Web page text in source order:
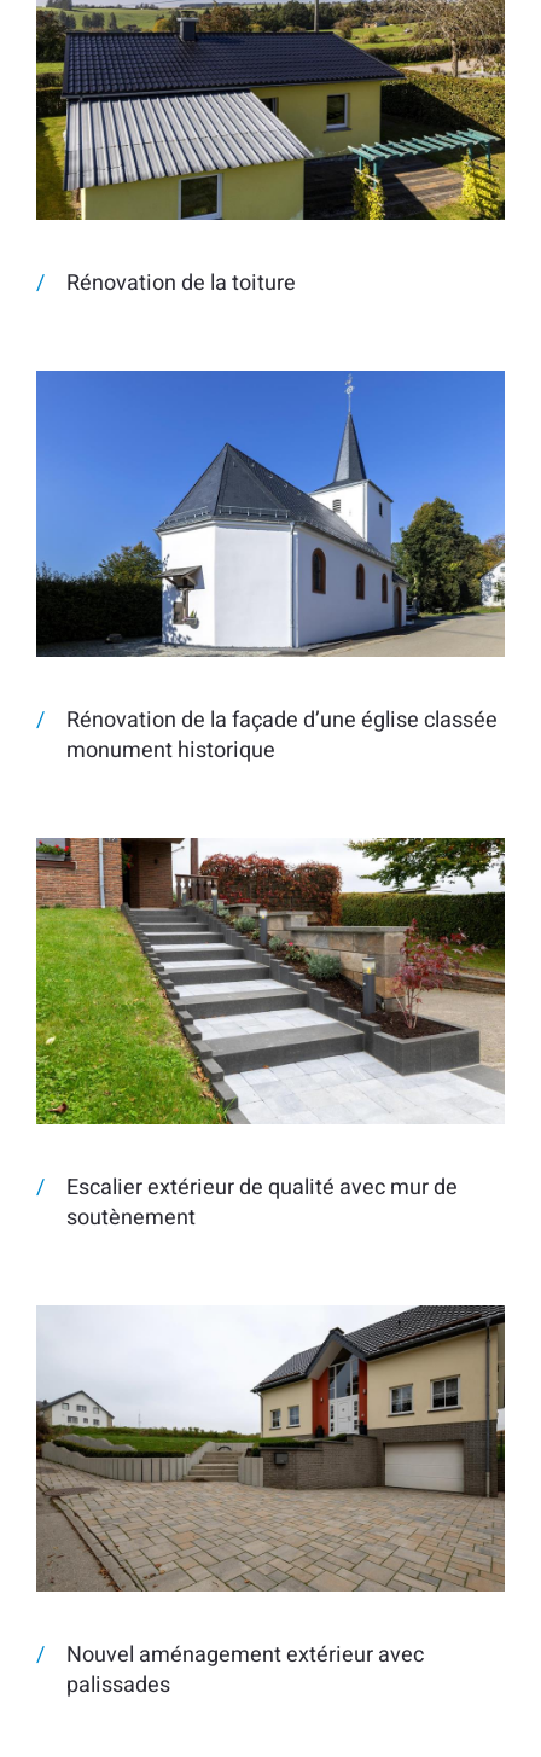
Rénovation de la toiture
Rénovation de la façade d’une église classée
monument historique
Escalier extérieur de qualité avec mur de
soutènement
Nouvel aménagement extérieur avec
palissades